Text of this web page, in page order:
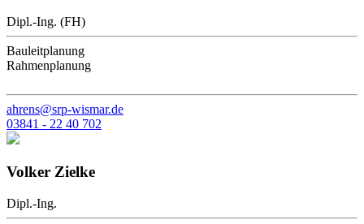
Dipl.-Ing. (FH)
Bauleitplanung
Rahmenplanung
ahrens@srp-wismar.de
03841 - 22 40 702
Volker Zielke
Dipl.-Ing.